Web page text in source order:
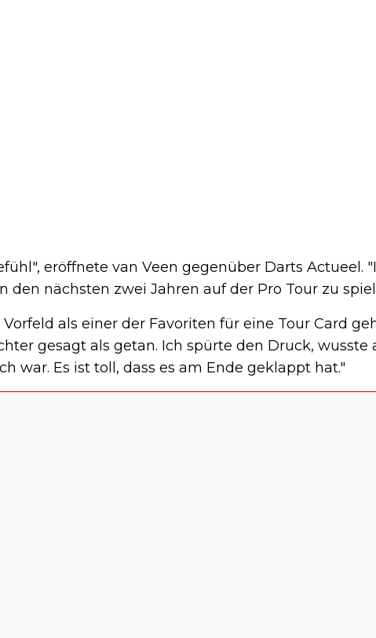
eröffnete van Veen gegenüber Darts Actueel.
den nächsten zwei Jahren auf der Pro Tour zu
als einer der Favoriten für eine Tour Card
gesagt als getan. Ich spürte den Druck, wusste
war. Es ist toll, dass es am Ende geklappt hat."